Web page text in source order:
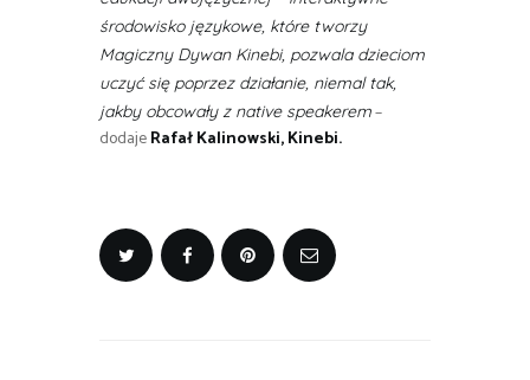
środowisko językowe, które tworzy
Magiczny Dywan Kinebi, pozwala dzieciom
uczyć się poprzez działanie, niemal tak,
jakby obcowały z native speakerem–
dodajeRafał Kalinowski, Kinebi.